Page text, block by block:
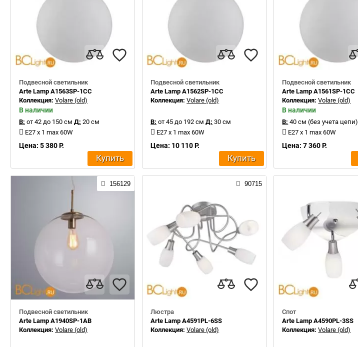
Подвесной светильник
Arte Lamp A1563SP-1CC
Коллекция: Volare (old)
В наличии
В: от 42 до 150 см Д: 20 см
E27 x 1 max 60W
Цена: 5 380 Р.
Купить
Подвесной светильник
Arte Lamp A1562SP-1CC
Коллекция:Volare (old)
В: от 45 до 192 см Д: 30 см
E27 x 1 max 60W
Цена: 10 110 Р.
Купить
Подвесной светильник
Arte Lamp A1561SP-1CC
Коллекция:Volare (old)
В наличии
В: 40 см (без учета цепи)
E27 x 1 max 60W
Цена: 7 360 Р.
156129
Подвесной светильник
Arte Lamp A1940SP-1AB
Коллекция: Volare (old)
90715
Люстра
Arte Lamp A4591PL-6SS
Коллекция:Volare (old)
Спот
Arte Lamp A4590PL-3SS
Коллекция:Volare (old)